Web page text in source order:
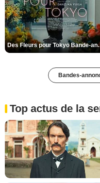
Des Fleurs
Bandes-
Top actus de la